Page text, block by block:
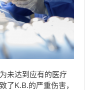
未达到应有的医疗
了K.B.的严重伤害，